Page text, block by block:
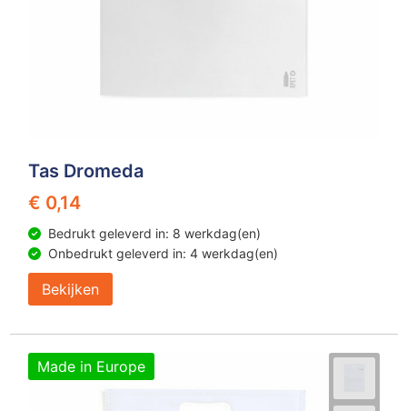
Tas Dromeda
€ 0,14
Bedrukt geleverd in: 8 werkdag(en)
Onbedrukt geleverd in: 4 werkdag(en)
Bekijken
Made in Europe